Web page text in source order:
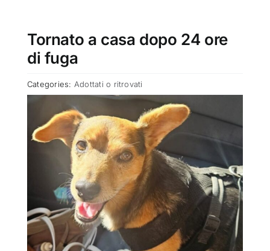
SMARRITI O DA ADOTTARE
ADOTTATI O RITROVATI
CHI SIAMO
Tornato a casa dopo 24 ore
di fuga
Categories: Adottati o ritrovati